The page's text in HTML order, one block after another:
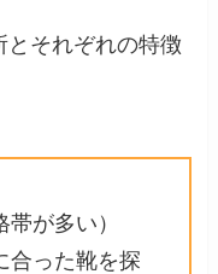
それぞれの特徴
が多い）
合った靴を探